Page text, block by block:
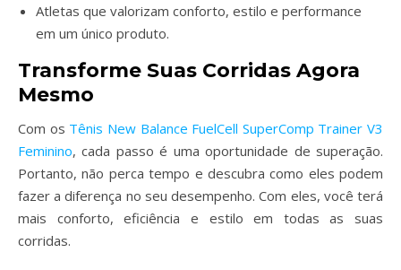
Atletas que valorizam conforto, estilo e performance
em um único produto.
Transforme Suas Corridas Agora
Mesmo
Com os Tênis New Balance FuelCell SuperComp Trainer V3
Feminino, cada passo é uma oportunidade de superação.
Portanto, não perca tempo e descubra como eles podem
fazer a diferença no seu desempenho. Com eles, você terá
mais conforto, eficiência e estilo em todas as suas
corridas.